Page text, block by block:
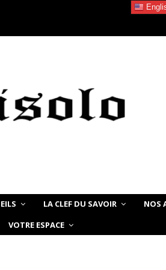
LA CLEF DU SAVOIR
NOS
VOTRE ESPACE